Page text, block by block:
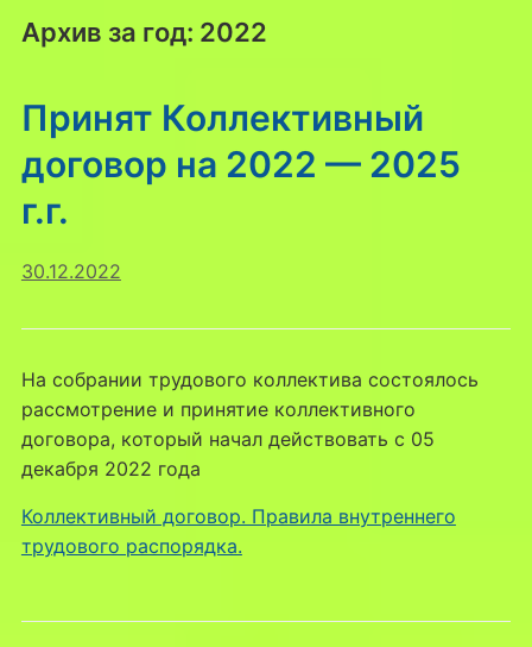
Архив за год: 2022
Принят Коллективный
договор на 2022 — 2025
г.г.
30.12.2022
На собрании трудового коллектива состоялось
рассмотрение и принятие коллективного
договора, который начал действовать с 05
декабря 2022 года
Коллективный договор. Правила внутреннего
трудового распорядка.